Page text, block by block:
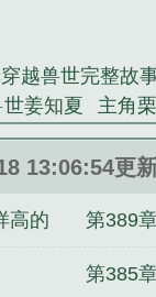
军史类小说。
越兽世完整故
姜知夏 主角
代落难真千金
阅读 夏知柠纪
书昀最新章节
知柠顾淮野番外
13:06:54更新
高的 第389
星人屁
第385